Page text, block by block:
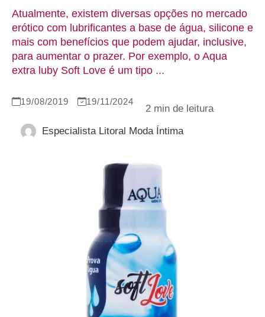
Atualmente, existem diversas opções no mercado
erótico com lubrificantes a base de água, silicone e
mais com benefícios que podem ajudar, inclusive,
para aumentar o prazer. Por exemplo, o Aqua
extra luby Soft Love é um tipo ...
19/08/2019 19/11/2024
Especialista Litoral Moda Íntima